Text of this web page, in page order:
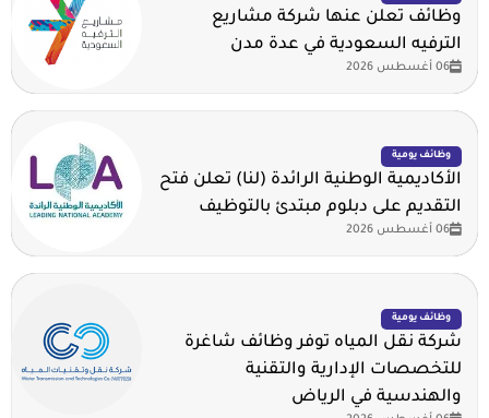
وظائف تعلن عنها شركة مشاريع
الترفيه السعودية في عدة مدن
06 أغسطس 2026
وظائف يومية
الأكاديمية الوطنية الرائدة (لنا) تعلن فتح
التقديم على دبلوم مبتدئ بالتوظيف
06 أغسطس 2026
وظائف يومية
شركة نقل المياه توفر وظائف شاغرة
للتخصصات الإدارية والتقنية
والهندسية في الرياض